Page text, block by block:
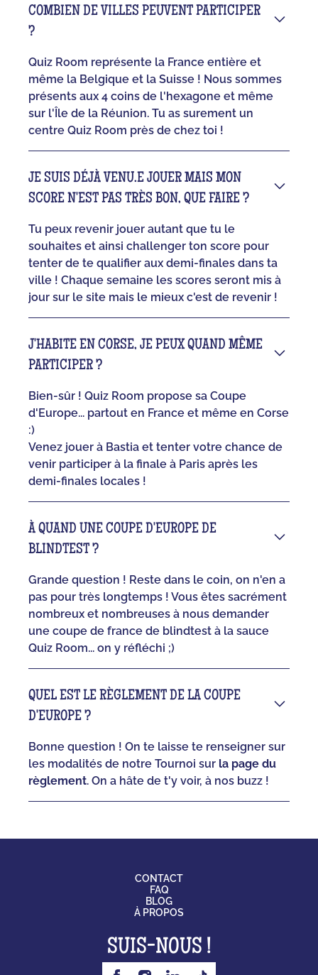
COMBIEN DE VILLES PEUVENT PARTICIPER
?
Quiz Room représente la France entière et
même la Belgique et la Suisse ! Nous sommes
présents aux 4 coins de l'hexagone et même
sur l'Île de la Réunion. Tu as surement un
centre Quiz Room près de chez toi !
JE SUIS DÉJÀ VENU.E JOUER MAIS MON
SCORE N'EST PAS TRÈS BON, QUE FAIRE ?
Tu peux revenir jouer autant que tu le
souhaites et ainsi challenger ton score pour
tenter de te qualifier aux demi-finales dans ta
ville ! Chaque semaine les scores seront mis à
jour sur le site mais le mieux c'est de revenir !
J'HABITE EN CORSE, JE PEUX QUAND MÊME
PARTICIPER ?
Bien-sûr ! Quiz Room propose sa Coupe
d'Europe... partout en France et même en Corse
:)
Venez jouer à Bastia et tenter votre chance de
venir participer à la finale à Paris après les
demi-finales locales !
À QUAND UNE COUPE D'EUROPE DE
BLINDTEST ?
Grande question ! Reste dans le coin, on n'en a
pas pour très longtemps ! Vous êtes sacrément
nombreux et nombreuses à nous demander
une coupe de france de blindtest à la sauce
Quiz Room... on y réfléchi ;)
QUEL EST LE RÈGLEMENT DE LA COUPE
D'EUROPE ?
Bonne question ! On te laisse te renseigner sur
les modalités de notre Tournoi sur la page du
règlement. On a hâte de t'y voir, à nos buzz !
CONTACT
FAQ
BLOG
À PROPOS
SUIS-NOUS !